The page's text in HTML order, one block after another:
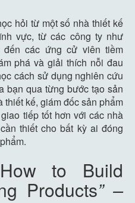
hỏi từ một số nhà thiết kế
vực, từ các công ty như
đến các ứng cử viên tiềm
phá và giải thích nỗi đau
cách sử dụng nghiên cứu
bạn qua từng bước tạo sản
kế, giám đốc sản phẩm
tiếp tốt hơn với các nhà
thiết cho bất kỳ ai đóng
to Build
Products” –